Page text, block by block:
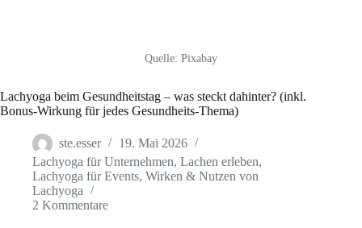
Quelle: Pixabay
Lachyoga beim Gesundheitstag – was steckt dahinter? (inkl.
Bonus-Wirkung für jedes Gesundheits-Thema)
ste.esser
19. Mai 2026
Lachyoga für Unternehmen, Lachen erleben,
Lachyoga für Events, Wirken & Nutzen von
Lachyoga
2 Kommentare